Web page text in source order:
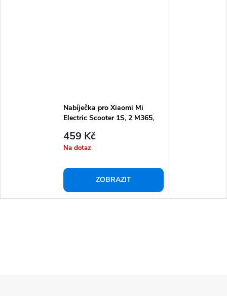
Nabíječka pro Xiaomi Mi
Electric Scooter 1S, 2 M365,
459 Kč
Na dotaz
ZOBRAZIT